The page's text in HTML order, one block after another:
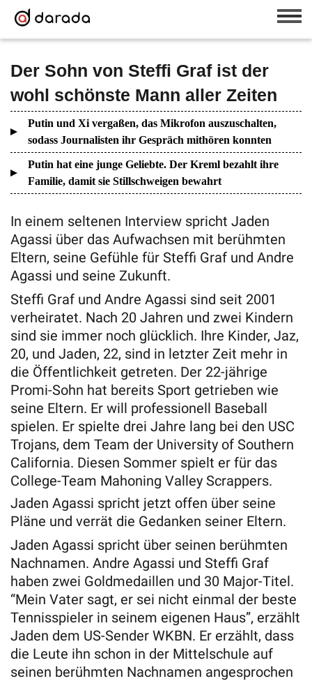
Der Sohn von Steffi Graf ist der
wohl schönste Mann aller Zeiten
Putin und Xi vergaßen, das Mikrofon auszuschalten,
sodass Journalisten ihr Gespräch mithören konnten
Putin hat eine junge Geliebte. Der Kreml bezahlt ihre
Familie, damit sie Stillschweigen bewahrt
In einem seltenen Interview spricht Jaden
Agassi über das Aufwachsen mit berühmten
Eltern, seine Gefühle für Steffi Graf und Andre
Agassi und seine Zukunft.
Steffi Graf und Andre Agassi sind seit 2001
verheiratet. Nach 20 Jahren und zwei Kindern
sind sie immer noch glücklich. Ihre Kinder, Jaz,
20, und Jaden, 22, sind in letzter Zeit mehr in
die Öffentlichkeit getreten. Der 22-jährige
Promi-Sohn hat bereits Sport getrieben wie
seine Eltern. Er will professionell Baseball
spielen. Er spielte drei Jahre lang bei den USC
Trojans, dem Team der University of Southern
California. Diesen Sommer spielt er für das
College-Team Mahoning Valley Scrappers.
Jaden Agassi spricht jetzt offen über seine
Pläne und verrät die Gedanken seiner Eltern.
Jaden Agassi spricht über seinen berühmten
Nachnamen. Andre Agassi und Steffi Graf
haben zwei Goldmedaillen und 30 Major-Titel.
“Mein Vater sagt, er sei nicht einmal der beste
Tennisspieler in seinem eigenen Haus”, erzählt
Jaden dem US-Sender WKBN. Er erzählt, dass
die Leute ihn schon in der Mittelschule auf
seinen berühmten Nachnamen angesprochen